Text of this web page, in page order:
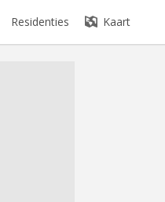
Residenties Kaart